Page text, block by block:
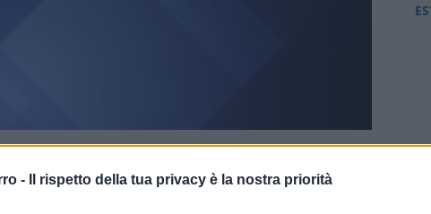
- Il rispetto della tua privacy è la nostra priorità
CLICCA QUI